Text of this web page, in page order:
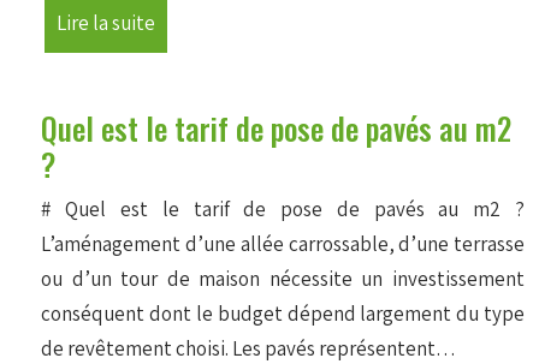
Lire la suite
Quel est le tarif de pose de pavés au m2
?
# Quel est le tarif de pose de pavés au m2 ?
L’aménagement d’une allée carrossable, d’une terrasse
ou d’un tour de maison nécessite un investissement
conséquent dont le budget dépend largement du type
de revêtement choisi. Les pavés représentent…